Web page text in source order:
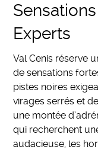
Experts
Val Cenis réserve
de sensations
pistes noires
virages serrés et
une montée
qui recherchent
audacieuse, les